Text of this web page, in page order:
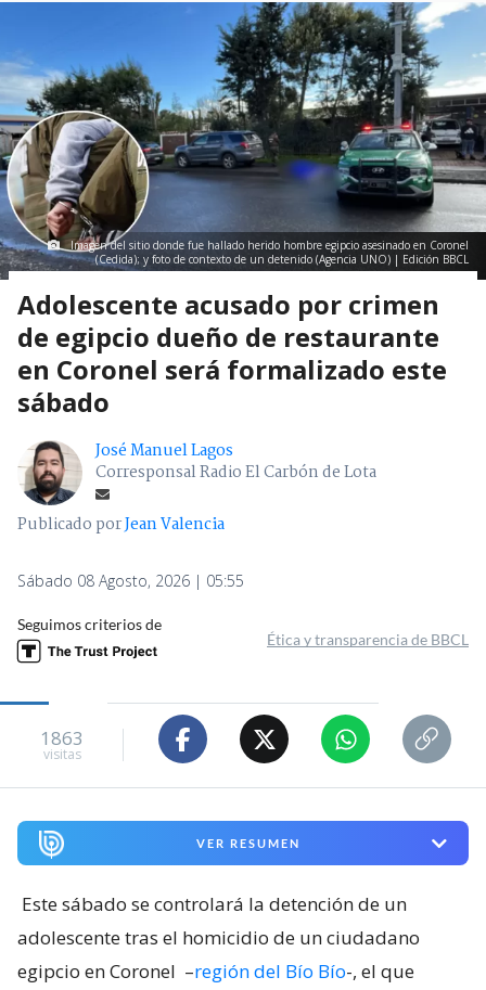
Imagen del sitio donde fue hallado herido hombre egipcio asesinado en Coronel
(Cedida); y foto de contexto de un detenido (Agencia UNO) | Edición BBCL
Adolescente acusado por crimen
de egipcio dueño de restaurante
en Coronel será formalizado este
sábado
José Manuel Lagos
Corresponsal Radio El Carbón de Lota
Publicado porJean Valencia
Sábado 08 Agosto, 2026 | 05:55
Seguimos criterios de
Ética y transparencia de BBCL
1863
visitas
VER RESUMEN
Este sábado se controlará la detención de un
adolescente tras el homicidio de un ciudadano
egipcio en Coronel –región del Bío Bío-, el que